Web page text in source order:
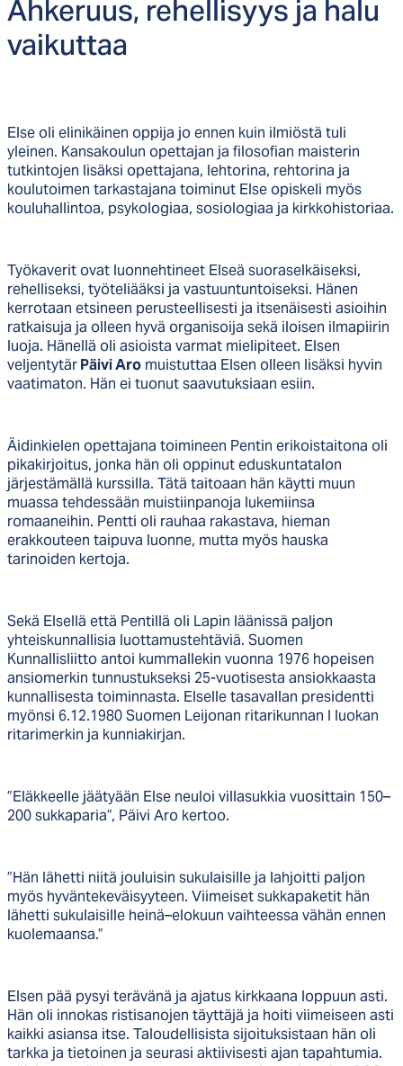
Ah­ke­ruus, re­hel­li­syys ja ha­lu
vai­kut­taa
Else oli elinikäinen oppija jo ennen kuin ilmiöstä tuli
yleinen. Kansakoulun opettajan ja filosofian maisterin
tutkintojen lisäksi opettajana, lehtorina, rehtorina ja
koulutoimen tarkastajana toiminut Else opiskeli myös
kouluhallintoa, psykologiaa, sosiologiaa ja kirkkohistoriaa.
Työkaverit ovat luonnehtineet Elseä suoraselkäiseksi,
rehelliseksi, työteliääksi ja vastuuntuntoiseksi. Hänen
kerrotaan etsineen perusteellisesti ja itsenäisesti asioihin
ratkaisuja ja olleen hyvä organisoija sekä iloisen ilmapiirin
luoja. Hänellä oli asioista varmat mielipiteet. Elsen
veljentytärPäivi Aro muistuttaa Elsen olleen lisäksi hyvin
vaatimaton. Hän ei tuonut saavutuksiaan esiin.
Äidinkielen opettajana toimineen Pentin erikoistaitona oli
pikakirjoitus, jonka hän oli oppinut eduskuntatalon
järjestämällä kurssilla. Tätä taitoaan hän käytti muun
muassa tehdessään muistiinpanoja lukemiinsa
romaaneihin. Pentti oli rauhaa rakastava, hieman
erakkouteen taipuva luonne, mutta myös hauska
tarinoiden kertoja.
Sekä Elsellä että Pentillä oli Lapin läänissä paljon
yhteiskunnallisia luottamustehtäviä. Suomen
Kunnallisliitto antoi kummallekin vuonna 1976 hopeisen
ansiomerkin tunnustukseksi 25-vuotisesta ansiokkaasta
kunnallisesta toiminnasta. Elselle tasavallan presidentti
myönsi 6.12.1980 Suomen Leijonan ritarikunnan I luokan
ritarimerkin ja kunniakirjan.
”Eläkkeelle jäätyään Else neuloi villasukkia vuosittain 150–
200 sukkaparia”, Päivi Aro kertoo.
”Hän lähetti niitä jouluisin sukulaisille ja lahjoitti paljon
myös hyväntekeväisyyteen. Viimeiset sukkapaketit hän
lähetti sukulaisille heinä–elokuun vaihteessa vähän ennen
kuolemaansa.”
Elsen pää pysyi terävänä ja ajatus kirkkaana loppuun asti.
Hän oli innokas ristisanojen täyttäjä ja hoiti viimeiseen asti
kaikki asiansa itse. Taloudellisista sijoituksistaan hän oli
tarkka ja tietoinen ja seurasi aktiivisesti ajan tapahtumia.